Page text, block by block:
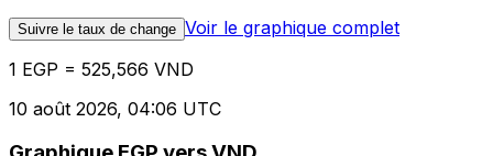
Suivre le taux de change Voir le graphique complet
1 EGP = 525,566 VND
10 août 2026, 04:06 UTC